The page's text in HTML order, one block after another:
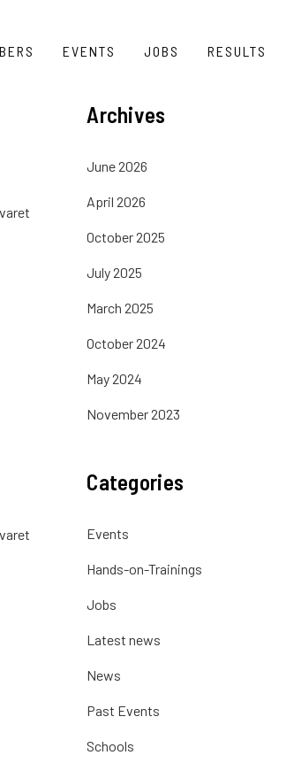
EVENTS JOBS RESULTS
Archives
June 2026
April 2026
October 2025
July 2025
March 2025
October 2024
May 2024
November 2023
Categories
Events
Hands-on-Trainings
Jobs
Latest news
News
Past Events
Schools